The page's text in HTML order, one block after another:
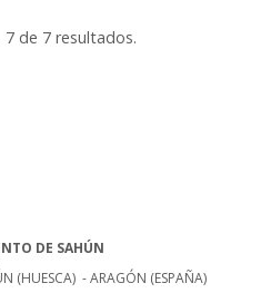
de 7 resultados.
DE SAHÚN
(HUESCA) - ARAGÓN (ESPAÑA)